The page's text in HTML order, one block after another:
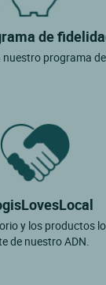
de
nuestro programa
y los productos
de nuestro ADN.